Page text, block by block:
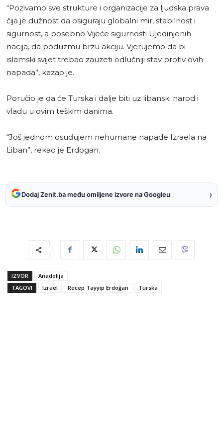
“Pozivamo sve strukture i organizacije za ljudska prava
čija je dužnost da osiguraju globalni mir, stabilnost i
sigurnost, a posebno Vijeće sigurnosti Ujedinjenih
nacija, da poduzmu brzu akciju. Vjerujemo da bi
islamski svijet trebao zauzeti odlučniji stav protiv ovih
napada”, kazao je.
Poručio je da će Turska i dalje biti uz libanski narod i
vladu u ovim teškim danima.
“Još jednom osuđujem nehumane napade Izraela na
Liban”, rekao je Erdogan.
Dodaj Zenit.ba među omiljene izvore na Googleu ›
IZVOR
Anadolija
TAGOVI
Izrael Recep Tayyip Erdoğan Turska